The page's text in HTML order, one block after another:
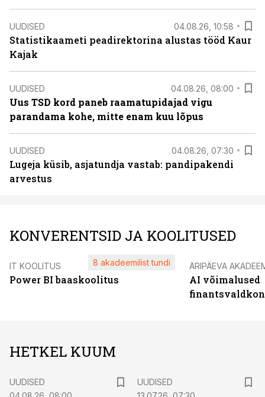
UUDISED 04.08.26, 10:58
Statistikaameti peadirektorina alustas tööd Kaur
Kajak
UUDISED 04.08.26, 08:00
Uus TSD kord paneb raamatupidajad vigu
parandama kohe, mitte enam kuu lõpus
UUDISED 04.08.26, 07:30
Lugeja küsib, asjatundja vastab: pandipakendi
arvestus
KONVERENTSID JA KOOLITUSED
IT KOOLITUS
Power BI baaskoolitus
8 akadeemilist tundi ÄRIPÄEVA
AI võimalused
HETKEL KUUM
UUDISED
UUDISED